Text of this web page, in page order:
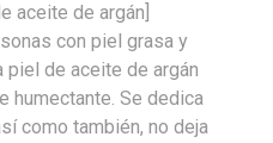
aceite de argán]
con piel grasa y
de aceite de argán
humectante. Se dedica
como también, no deja